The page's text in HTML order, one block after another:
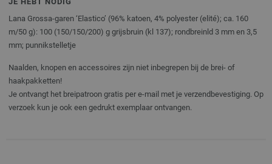
Lana Grossa-garen ‘Elastico’ (96% katoen, 4% polyester (elité); ca. 160
m/50 g): 100 (150/150/200) g grijsbruin (kl 137); rondbreinld 3 mm en 3,5
mm; punnikstelletje
Naalden, knopen en accessoires zijn niet inbegrepen bij de brei- of
haakpakketten!
Je ontvangt het breipatroon gratis per e-mail met je verzendbevestiging. Op
verzoek kun je ook een gedrukt exemplaar ontvangen.